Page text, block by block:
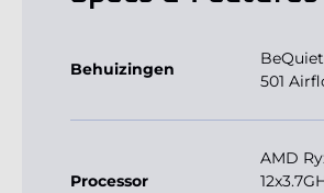
Behuizingen
501
Processor
AMD